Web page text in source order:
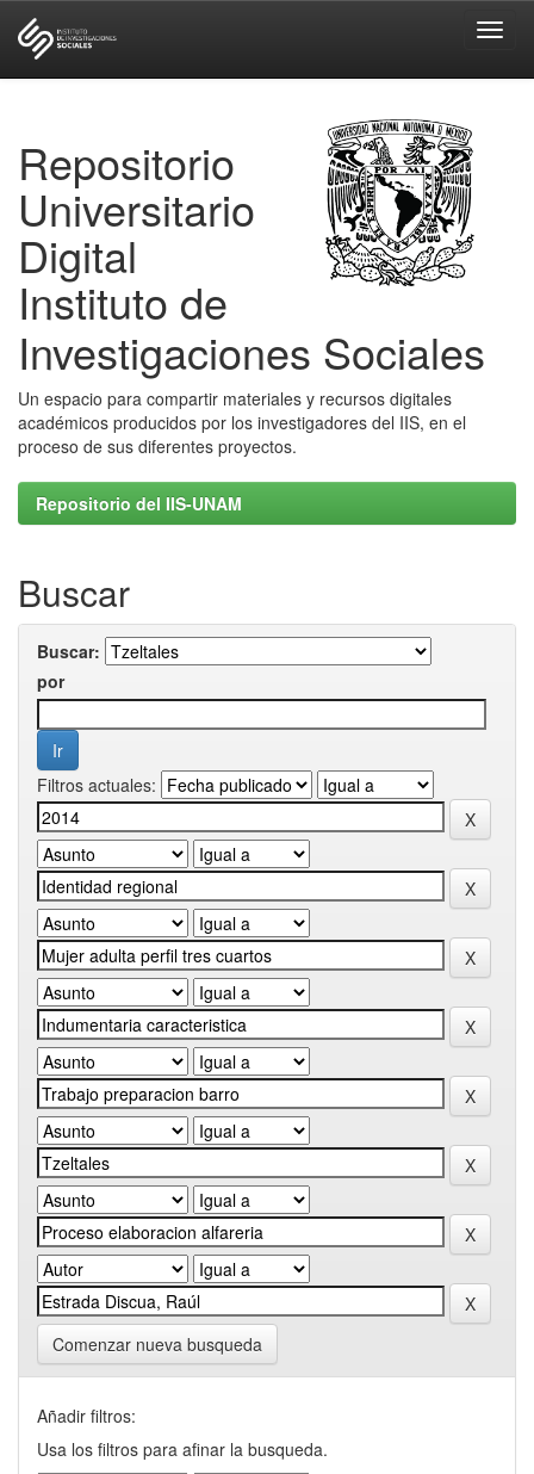
Repositorio
Universitario
Digital
Instituto de
Investigaciones Sociales
Un espacio para compartir materiales y recursos digitales
académicos producidos por los investigadores del IIS, en el
proceso de sus diferentes proyectos.
Repositorio del IIS-UNAM
Buscar
Buscar:
por
Filtros actuales:
Comenzar nueva busqueda
Añadir filtros:
Usa los filtros para afinar la busqueda.